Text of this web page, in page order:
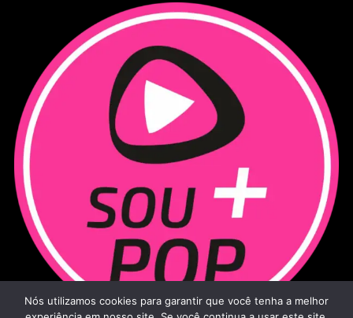
Nós utilizamos cookies para garantir que você tenha a melhor